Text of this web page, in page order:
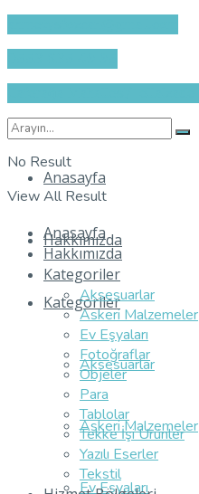
No Result
View All Result
Anasayfa
Hakkımızda
Kategoriler
Aksesuarlar
Askeri Malzemeler
Ev Eşyaları
Anasayfa
Hakkımızda
Kategoriler
Aksesuarlar
Askeri Malzemeler
Ev Eşyaları
Fotoğraflar
Objeler
Para
Tablolar
Tekke İşi Ürünler
Yazılı Eserler
Tekstil